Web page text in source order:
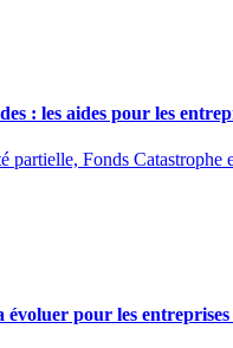
: les aides pour les
partielle, Fonds
pour les entreprises